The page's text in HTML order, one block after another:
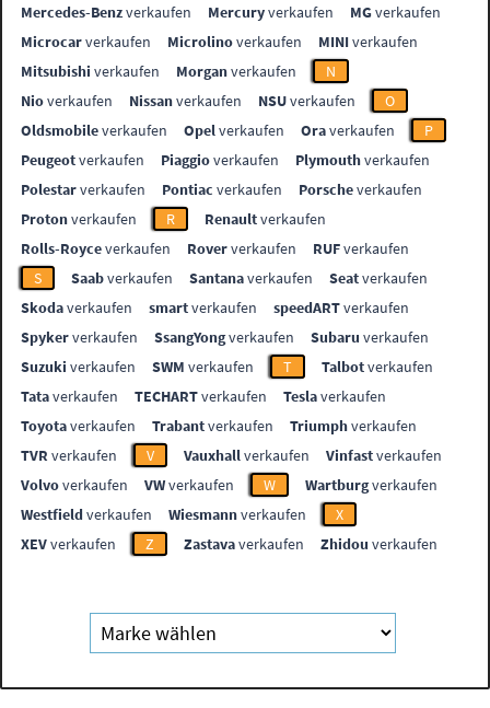
Mercedes-Benzverkaufen Mercuryverkaufen MGverkaufen
Microcarverkaufen Microlinoverkaufen MINIverkaufen
Mitsubishi verkaufen Morganverkaufen
N
Nioverkaufen Nissanverkaufen NSUverkaufen
O
Oldsmobileverkaufen Opelverkaufen Oraverkaufen
P
Peugeotverkaufen Piaggioverkaufen Plymouthverkaufen
Polestarverkaufen Pontiac verkaufen Porscheverkaufen
Protonverkaufen R Renaultverkaufen
Rolls-Royceverkaufen Roververkaufen RUFverkaufen
S
Saabverkaufen Santanaverkaufen Seatverkaufen
Skodaverkaufen smartverkaufen speedARTverkaufen
Spykerverkaufen SsangYongverkaufen Subaru verkaufen
Suzuki verkaufen SWM verkaufen T Talbotverkaufen
Tataverkaufen TECHARTverkaufen Teslaverkaufen
Toyotaverkaufen Trabantverkaufen Triumphverkaufen
TVR verkaufen V Vauxhallverkaufen Vinfastverkaufen
Volvoverkaufen VWverkaufen W Wartburgverkaufen
Westfieldverkaufen Wiesmannverkaufen
X
XEVverkaufen Z Zastavaverkaufen Zhidou verkaufen